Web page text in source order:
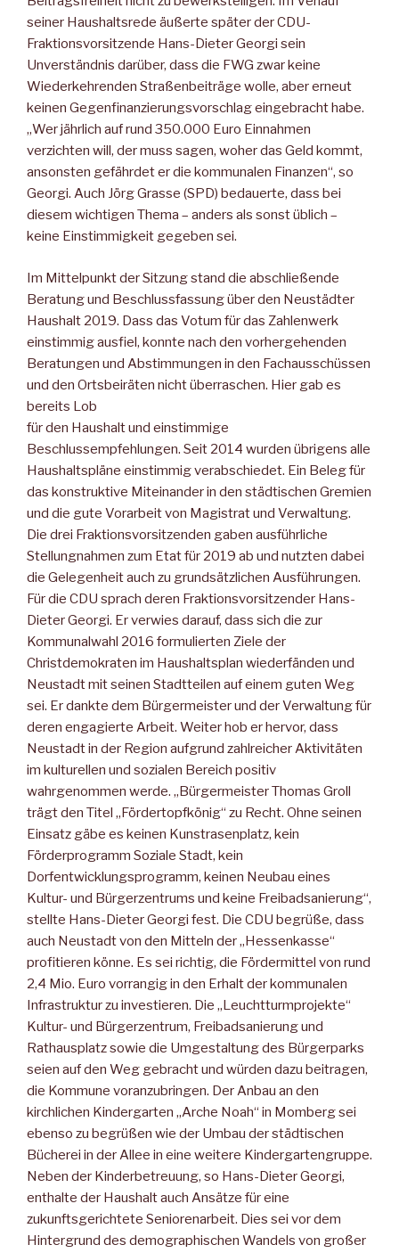
seiner Haushaltsrede äußerte später der CDU-
Fraktionsvorsitzende Hans-Dieter Georgi sein
Unverständnis darüber, dass die FWG zwar keine
Wiederkehrenden Straßenbeiträge wolle, aber erneut
keinen Gegenfinanzierungsvorschlag eingebracht habe.
„Wer jährlich auf rund 350.000 Euro Einnahmen
verzichten will, der muss sagen, woher das Geld kommt,
ansonsten gefährdet er die kommunalen Finanzen“, so
Georgi. Auch Jörg Grasse (SPD) bedauerte, dass bei
diesem wichtigen Thema – anders als sonst üblich –
keine Einstimmigkeit gegeben sei.
Im Mittelpunkt der Sitzung stand die abschließende
Beratung und Beschlussfassung über den Neustädter
Haushalt 2019. Dass das Votum für das Zahlenwerk
einstimmig ausfiel, konnte nach den vorhergehenden
Beratungen und Abstimmungen in den Fachausschüssen
und den Ortsbeiräten nicht überraschen. Hier gab es
bereits Lob
für den Haushalt und einstimmige
Beschlussempfehlungen. Seit 2014 wurden übrigens alle
Haushaltspläne einstimmig verabschiedet. Ein Beleg für
das konstruktive Miteinander in den städtischen Gremien
und die gute Vorarbeit von Magistrat und Verwaltung.
Die drei Fraktionsvorsitzenden gaben ausführliche
Stellungnahmen zum Etat für 2019 ab und nutzten dabei
die Gelegenheit auch zu grundsätzlichen Ausführungen.
Für die CDU sprach deren Fraktionsvorsitzender Hans-
Dieter Georgi. Er verwies darauf, dass sich die zur
Kommunalwahl 2016 formulierten Ziele der
Christdemokraten im Haushaltsplan wiederfänden und
Neustadt mit seinen Stadtteilen auf einem guten Weg
sei. Er dankte dem Bürgermeister und der Verwaltung für
deren engagierte Arbeit. Weiter hob er hervor, dass
Neustadt in der Region aufgrund zahlreicher Aktivitäten
im kulturellen und sozialen Bereich positiv
wahrgenommen werde. „Bürgermeister Thomas Groll
trägt den Titel „Fördertopfkönig“ zu Recht. Ohne seinen
Einsatz gäbe es keinen Kunstrasenplatz, kein
Förderprogramm Soziale Stadt, kein
Dorfentwicklungsprogramm, keinen Neubau eines
Kultur- und Bürgerzentrums und keine Freibadsanierung“,
stellte Hans-Dieter Georgi fest. Die CDU begrüße, dass
auch Neustadt von den Mitteln der „Hessenkasse“
profitieren könne. Es sei richtig, die Fördermittel von rund
2,4 Mio. Euro vorrangig in den Erhalt der kommunalen
Infrastruktur zu investieren. Die „Leuchtturmprojekte“
Kultur- und Bürgerzentrum, Freibadsanierung und
Rathausplatz sowie die Umgestaltung des Bürgerparks
seien auf den Weg gebracht und würden dazu beitragen,
die Kommune voranzubringen. Der Anbau an den
kirchlichen Kindergarten „Arche Noah“ in Momberg sei
ebenso zu begrüßen wie der Umbau der städtischen
Bücherei in der Allee in eine weitere Kindergartengruppe.
Neben der Kinderbetreuung, so Hans-Dieter Georgi,
enthalte der Haushalt auch Ansätze für eine
zukunftsgerichtete Seniorenarbeit. Dies sei vor dem
Hintergrund des demographischen Wandels von großer